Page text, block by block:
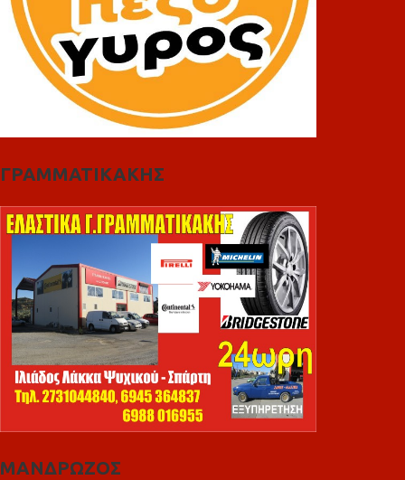
ΓΡΑΜΜΑΤΙΚΑΚΗΣ
ΜΑΝΔΡΩΖΟΣ